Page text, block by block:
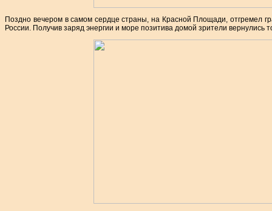
Поздно вечером в самом сердце страны, на Красной Площади, отгремел
России. Получив заряд энергии и море позитива домой зрители вернулись